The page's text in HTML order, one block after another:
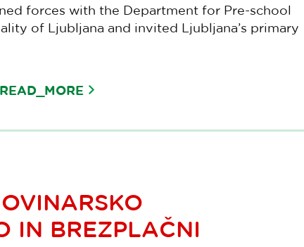
forces with the Department for Pre-school
of Ljubljana and invited Ljubljana’s primary
IN BREZPLAČNI